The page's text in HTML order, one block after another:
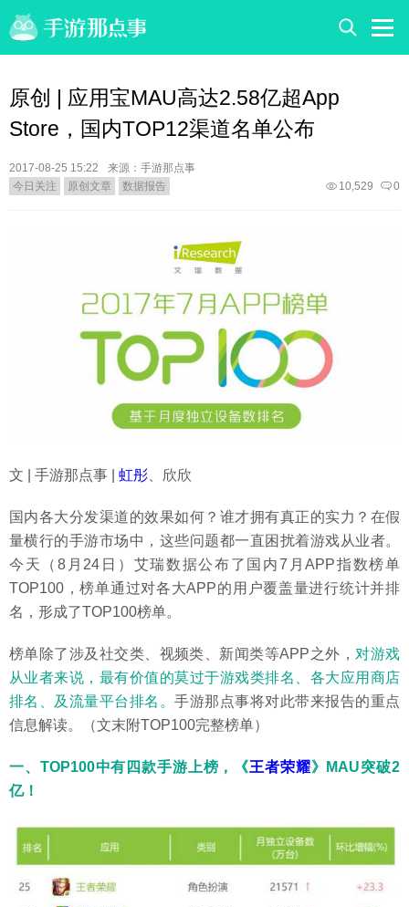
原创 | 应用宝MAU高达2.58亿超App
Store，国内TOP12渠道名单公布
2017-08-25 15:22
来源：手游那点事
今日关注
原创文章 数据报告 0
10,529
文 | 手游那点事 | 虹彤 、欣欣
国内各大分发渠道的效果如何？谁才拥有真正的实力？在假
量横行的手游市场中，这些问题都一直困扰着游戏从业者。
今天（8月24日）艾瑞数据公布了国内7月APP指数榜单
TOP100，榜单通过对各大APP的用户覆盖量进行统计并排
名，形成了TOP100榜单。
榜单除了涉及社交类、视频类、新闻类等APP之外， 对游戏
从业者来说，最有价值的莫过于游戏类排名、各大应用商店
排名、及流量平台排名。手游那点事将对此带来报告的重点
信息解读。（文末附TOP100完整榜单）
一、TOP100中有四款手游上榜，《王者荣耀》MAU突破2
亿！